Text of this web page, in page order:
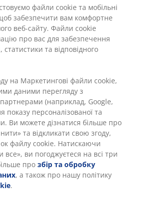
файли cookie та мобільні
забезпечити вам комфортне
веб-сайту. Файли cookie
про вас для забезпечення
статистики та відповідного
на Маркетингові файли cookie,
даними перегляду з
(наприклад, Google,
показу персоналізованої та
Ви можете дізнатися більше про
та відкликати свою згоду,
файлу cookie. Натискаючи
все», ви погоджуєтеся на всі три
про збір та обробку
, а також про нашу політику
.